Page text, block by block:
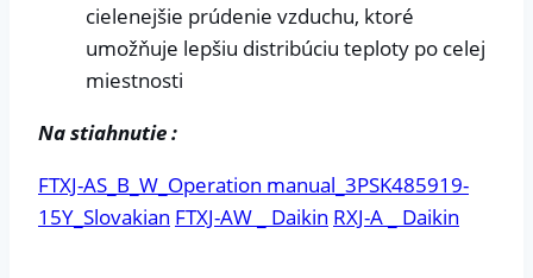
cielenejšie prúdenie vzduchu, ktoré
umožňuje lepšiu distribúciu teploty po celej
miestnosti
Na stiahnutie :
FTXJ-AS_B_W_Operation manual_3PSK485919-
15Y_Slovakian FTXJ-AW _ Daikin RXJ-A _ Daikin